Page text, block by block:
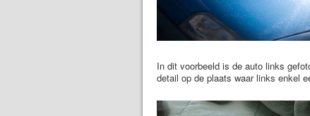
In dit voorbeeld is de auto links
detail op de plaats waar links enkel